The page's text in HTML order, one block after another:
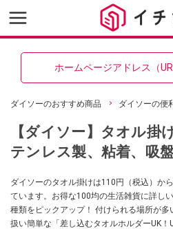
ホームページアドレス（
ダイソーのおすすめ商品 ダイソーの便
【ダイソー】タオル掛
テンレス製、粘着、吸
ダイソーのタオル掛けは110円（税込）か
ています。お得な100均の生活雑貨に詳し
種類をピックアップ！ 付けられる場所が
扱い簡単な「差し込むタオルホルダーUK！